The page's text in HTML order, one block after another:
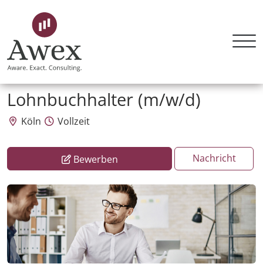
Lohnbuchhalter (m/w/d)
Köln Vollzeit
Bewerben Nachricht